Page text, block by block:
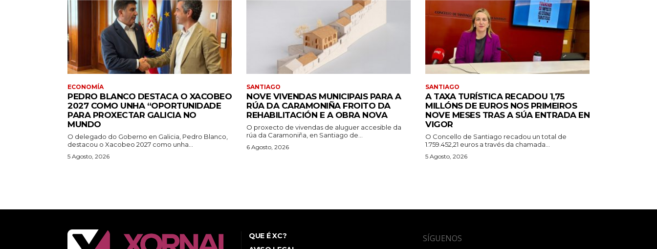
ECONOMÍA
PEDRO BLANCO DESTACA O XACOBEO
2027 COMO UNHA “OPORTUNIDADE
PARA PROXECTAR GALICIA NO
MUNDO
O delegado do Goberno en Galicia, Pedro Blanco,
destacou o Xacobeo 2027 como unha...
5 Agosto, 2026
SANTIAGO
NOVE VIVENDAS MUNICIPAIS PARA A
RÚA DA CARAMONIÑA FROITO DA
REHABILITACIÓN E A OBRA NOVA
O proxecto de vivendas de aluguer accesible da
rúa da Caramoniña, en Santiago de...
6 Agosto, 2026
SANTIAGO
A TAXA TURÍSTICA RECADOU 1,75
MILLÓNS DE EUROS NOS PRIMEIROS
NOVE MESES TRAS A SÚA ENTRADA EN
VIGOR
O Concello de Santiago recadou un total de
1.759.452,21 euros a través da chamada...
5 Agosto, 2026
QUE É XC?
SÍGUENOS